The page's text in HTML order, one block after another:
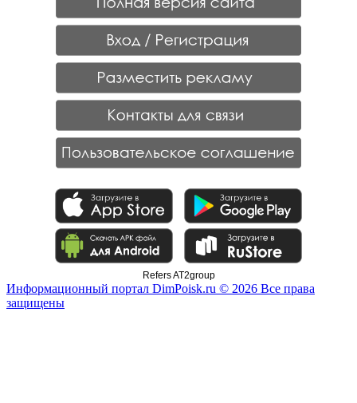
Refers AT2group
Информационный портал DimPoisk.ru © 2026 Все права
защищены